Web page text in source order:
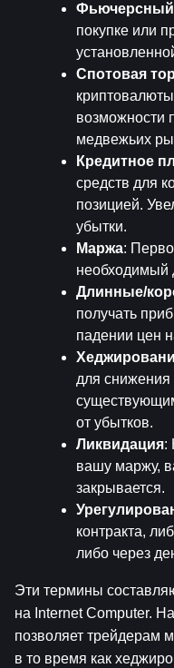
Фьючерсный
покупке или
Спотовая
возможности
медвежьих
Кредитное
средств для
позицией.
убытки.
Маржа:
необходимый
Длинные/
получать
падении цен
для снижения
от убытков.
Ликвидация:
вашу маржу,
закрывается.
контракта,
либо через
Эти термины
на Internet Computer.
позволяет трейдерам
в то время как